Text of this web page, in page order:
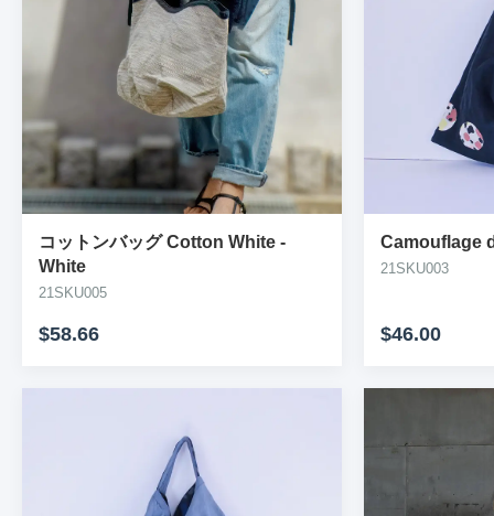
コットンバッグ Cotton White -
White
21SKU005
$58.66
Camouflage
21SKU003
$46.00